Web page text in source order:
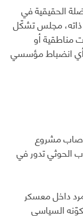
الحقيقية في
مجلس تشكّل
مناطقية أو
أي انضباط مؤسسي
مشروع
الحوثي تدور في
داخل معسكر
السياسي